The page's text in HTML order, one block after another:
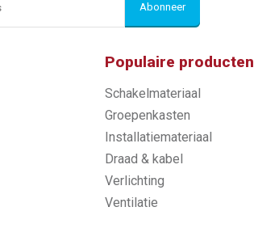
Abonneer
Populaire producten
Schakelmateriaal
Groepenkasten
Installatiemateriaal
Draad & kabel
Verlichting
Ventilatie